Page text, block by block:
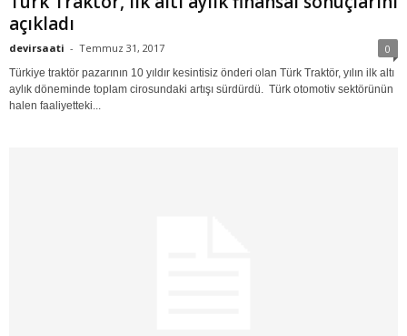
açıkladı
devirsaati - Temmuz 31, 2017 0
Türkiye traktör pazarının 10 yıldır kesintisiz önderi olan Türk Traktör, yılın ilk altı
aylık döneminde toplam cirosundaki artışı sürdürdü. Türk otomotiv sektörünün
halen faaliyetteki...